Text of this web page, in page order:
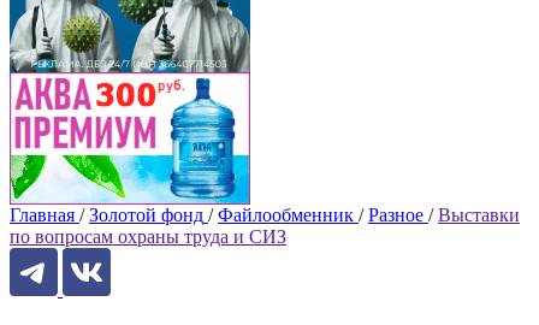
Главная / Золотой фонд / Файлообменник / Разное / Выставки
по вопросам охраны труда и СИЗ